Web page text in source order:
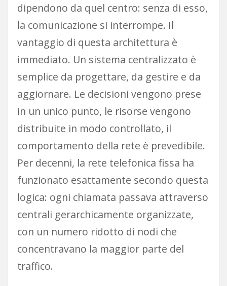
dipendono da quel centro: senza di esso,
la comunicazione si interrompe. Il
vantaggio di questa architettura è
immediato. Un sistema centralizzato è
semplice da progettare, da gestire e da
aggiornare. Le decisioni vengono prese
in un unico punto, le risorse vengono
distribuite in modo controllato, il
comportamento della rete è prevedibile.
Per decenni, la rete telefonica fissa ha
funzionato esattamente secondo questa
logica: ogni chiamata passava attraverso
centrali gerarchicamente organizzate,
con un numero ridotto di nodi che
concentravano la maggior parte del
traffico.